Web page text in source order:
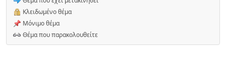
Κλειδωμένο θέμα
Μόνιμο θέμα
Θέμα που παρακολουθείτε